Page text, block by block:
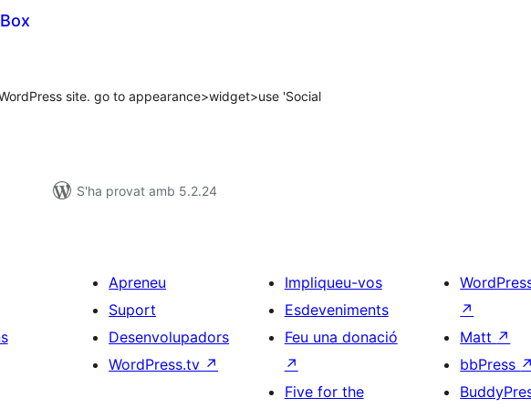
site. go to appearance>widget>use 'Social
S'ha provat amb 5.2.24
Apreneu
Suport
Desenvolupadors
WordPress.tv ↗
Impliqueu-vos
Esdeveniments
Feu una donació
↗
Five for the
↗
Matt ↗
bbPress ↗